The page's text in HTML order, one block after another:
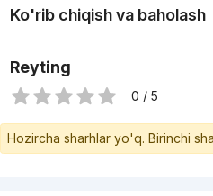
Ko'rib chiqish va baholash
Reyting
0 / 5
Hozircha sharhlar yo'q. Birinchi